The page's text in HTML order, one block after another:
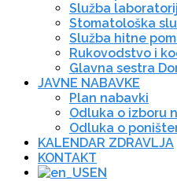
Služba
Stomatološka
Služba hitne
Rukovodstvo i
Glavna sestra
JAVNE NABAVKE
Plan nabavki
Odluka o izboru
Odluka o
KALENDAR ZDRAVLJA
KONTAKT
EN